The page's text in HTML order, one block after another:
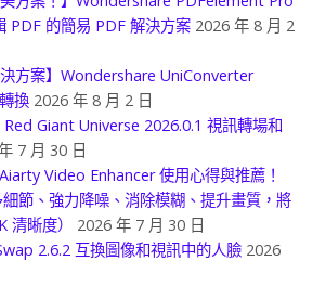
PDF 的簡易 PDF 解決方案 2026 年 8 月 2
決方案】Wondershare UniConverter
換 2026 年 8 月 2 日
Giant Universe 2026.0.1 視訊轉場和
7 月 30 日
Video Enhancer 使用心得與推薦！
細節、強力降噪、消除模糊、提升畫質，將
清晰度）
2026 年 7 月 30 日
2.6.2 互換圖像和視訊中的人臉 2026